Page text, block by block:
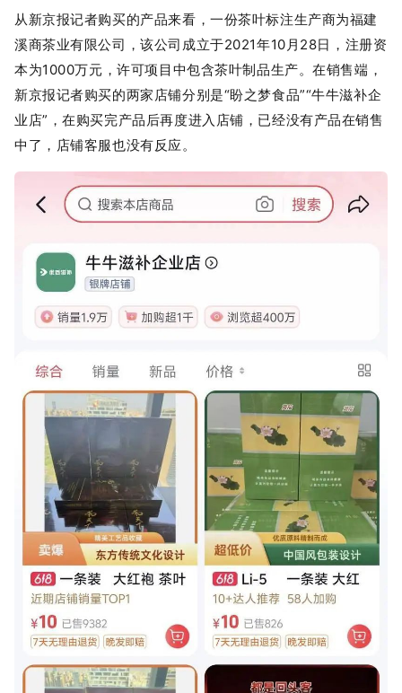
从新京报记者购买的产品来看，一份茶叶标注生产商为福建
溪商茶业有限公司，该公司成立于2021年10月28日，注册资
本为1000万元，许可项目中包含茶叶制品生产。在销售端，
新京报记者购买的两家店铺分别是“盼之梦食品”“牛牛滋补企
业店”，在购买完产品后再度进入店铺，已经没有产品在销售
中了，店铺客服也没有反应。